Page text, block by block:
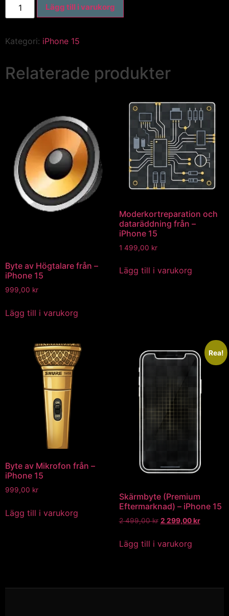
Lägg till i varukorg
Kategori: iPhone 15
Relaterade produkter
Byte av Högtalare från –
iPhone 15
999,00 kr
Lägg till i varukorg
Moderkortreparation och
dataräddning från –
iPhone 15
1 499,00 kr
Lägg till i varukorg
Byte av Mikrofon från –
iPhone 15
999,00 kr
Lägg till i varukorg
Rea!
Skärmbyte (Premium
Eftermarknad) – iPhone 15
2 499,00kr 2 299,00kr
Lägg till i varukorg